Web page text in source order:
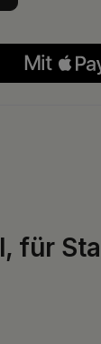
für